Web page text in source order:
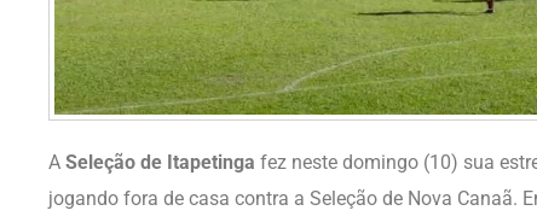
A Seleção de Itapetinga fez neste domingo (10) sua
jogando fora de casa contra a Seleção de Nova Canaã.